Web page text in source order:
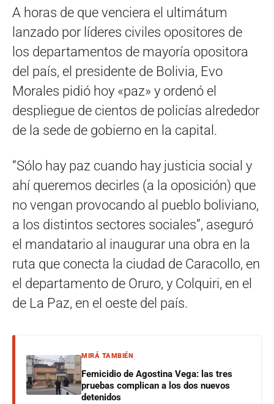
A horas de que venciera el ultimátum
lanzado por líderes civiles opositores de
los departamentos de mayoría opositora
del país, el presidente de Bolivia, Evo
Morales pidió hoy «paz» y ordenó el
despliegue de cientos de policías alrededor
de la sede de gobierno en la capital.
“Sólo hay paz cuando hay justicia social y
ahí queremos decirles (a la oposición) que
no vengan provocando al pueblo boliviano,
a los distintos sectores sociales”, aseguró
el mandatario al inaugurar una obra en la
ruta que conecta la ciudad de Caracollo, en
el departamento de Oruro, y Colquiri, en el
de La Paz, en el oeste del país.
MIRÁ TAMBIÉN
Femicidio de Agostina Vega: las tres
pruebas complican a los dos nuevos
detenidos